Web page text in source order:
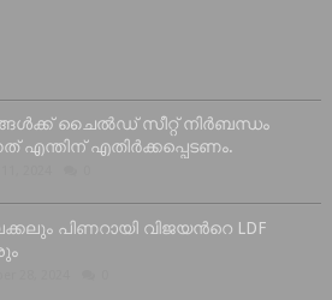
ചൈൽഡ് സീറ്റ് നിർബന്ധം
എന്തിന് എതിർക്കപ്പെടണം.
പിണറായി വിജയൻറെ LDF